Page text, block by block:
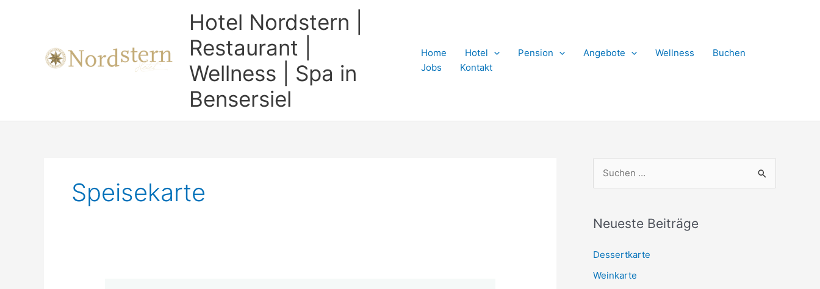
Hotel Nordstern |
Restaurant |
Wellness | Spa in
Bensersiel
Home Hotel Pension Angebote Wellness
Buchen
Jobs
Kontakt
Speisekarte
h
e
Neueste Beiträge
Dessertkarte
Weinkarte